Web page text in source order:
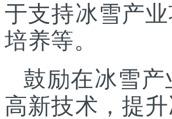
于支持冰雪产
培养等。
鼓励在冰雪
高新技术，提